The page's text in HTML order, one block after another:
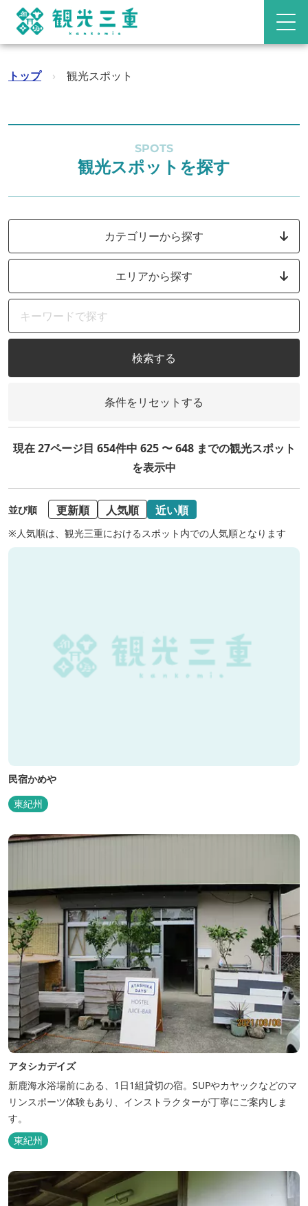
トップ › 観光スポット
SPOTS
観光スポットを探す
カテゴリーから探す
エリアから探す
検索する
条件をリセットする
現在 27ページ目 654件中 625 〜 648 までの観光スポット
を表示中
並び順 更新順 人気順 近い順
※人気順は、観光三重におけるスポット内での人気順となります
民宿かめや
東紀州
アタシカデイズ
新鹿海水浴場前にある、1日1組貸切の宿。SUPやカヤックなどのマ
リンスポーツ体験もあり、インストラクターが丁寧にご案内しま
す。
東紀州